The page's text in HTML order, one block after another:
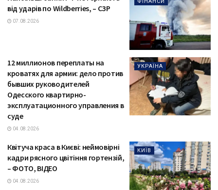
від ударів по Wildberries, – СЗР
07.08.2026
УКРАЇНА
12 миллионов переплаты на
кроватях для армии: дело против
бывших руководителей
Одесского квартирно-
эксплуатационного управления в
суде
04.08.2026
КИЇВ
Квітуча краса в Києві: неймовірні
кадри рясного цвітіння гортензій,
– ФОТО, ВІДЕО
04.08.2026